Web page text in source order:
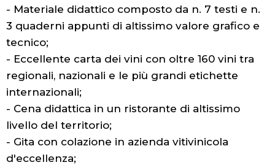
- Materiale didattico composto da n. 7 testi e n.
3 quaderni appunti di altissimo valore grafico e
tecnico;
- Eccellente carta dei vini con oltre 160 vini tra
regionali, nazionali e le più grandi etichette
internazionali;
- Cena didattica in un ristorante di altissimo
livello del territorio;
- Gita con colazione in azienda vitivinicola
d'eccellenza;